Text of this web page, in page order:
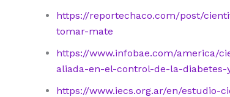
https://reportechaco.com/post/
tomar-mate
https://www.infobae.com/america/
aliada-en-el-control-de-la-diabetes-
https://www.iecs.org.ar/en/